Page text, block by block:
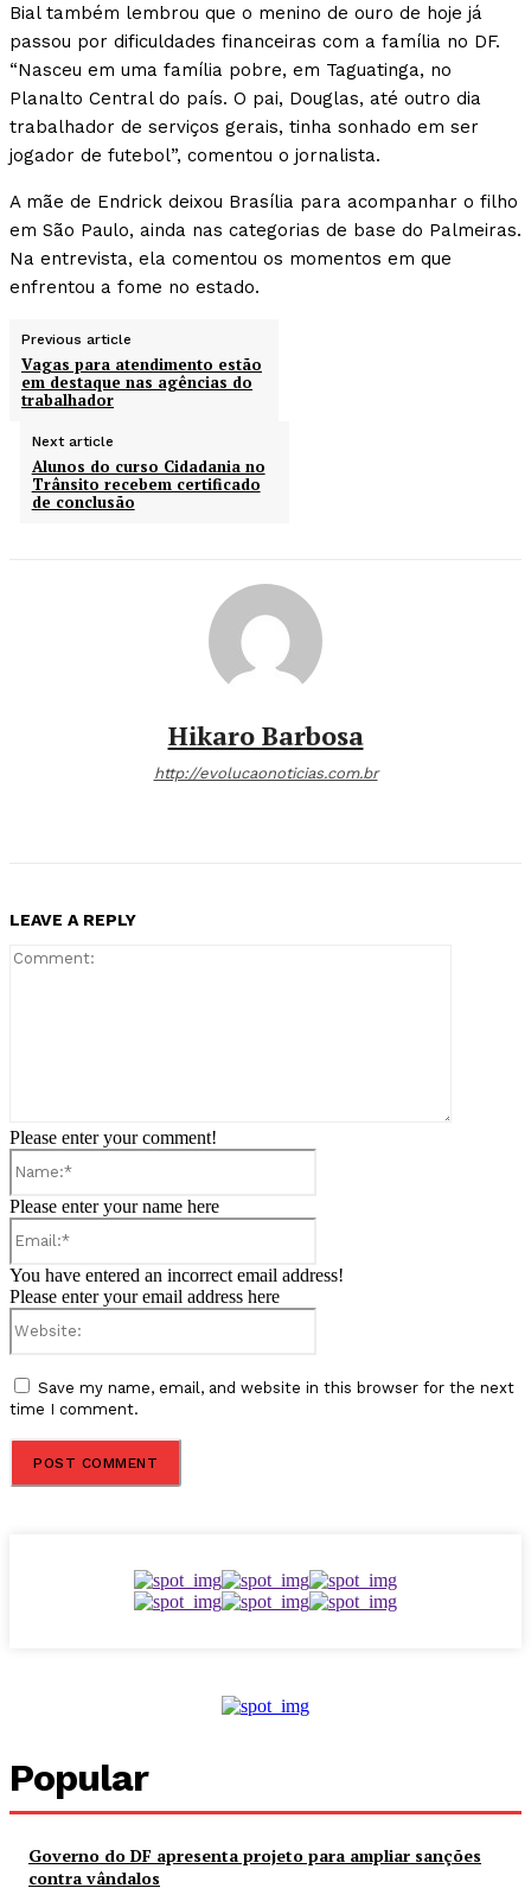
Bial também lembrou que o menino de ouro de hoje já
passou por dificuldades financeiras com a família no DF.
“Nasceu em uma família pobre, em Taguatinga, no
Planalto Central do país. O pai, Douglas, até outro dia
trabalhador de serviços gerais, tinha sonhado em ser
jogador de futebol”, comentou o jornalista.
A mãe de Endrick deixou Brasília para acompanhar o filho
em São Paulo, ainda nas categorias de base do Palmeiras.
Na entrevista, ela comentou os momentos em que
enfrentou a fome no estado.
Previous article
Vagas para atendimento estão
em destaque nas agências do
trabalhador
Next article
Alunos do curso Cidadania no
Trânsito recebem certificado
de conclusão
Hikaro Barbosa
http://evolucaonoticias.com.br
LEAVE A REPLY
Please enter your comment!
Please enter your name here
You have entered an incorrect email address!
Please enter your email address here
Save my name, email, and website in this browser for the next
time I comment.
Popular
Governo do DF apresenta projeto para ampliar sanções
contra vândalos